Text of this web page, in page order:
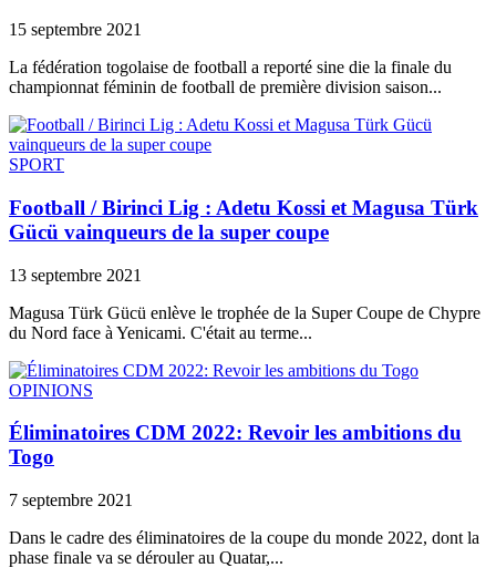
15 septembre 2021
La fédération togolaise de football a reporté sine die la finale du
championnat féminin de football de première division saison...
SPORT
Football / Birinci Lig : Adetu Kossi et Magusa Türk
Gücü vainqueurs de la super coupe
13 septembre 2021
Magusa Türk Gücü enlève le trophée de la Super Coupe de Chypre
du Nord face à Yenicami. C'était au terme...
OPINIONS
Éliminatoires CDM 2022: Revoir les ambitions du
Togo
7 septembre 2021
Dans le cadre des éliminatoires de la coupe du monde 2022, dont la
phase finale va se dérouler au Quatar,...